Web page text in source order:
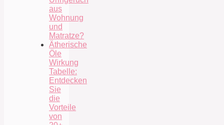
aus
Wohnung
und
Matratze?
Ätherische
Öle
Wirkung
Tabelle:
Entdecken
Sie
die
Vorteile
von